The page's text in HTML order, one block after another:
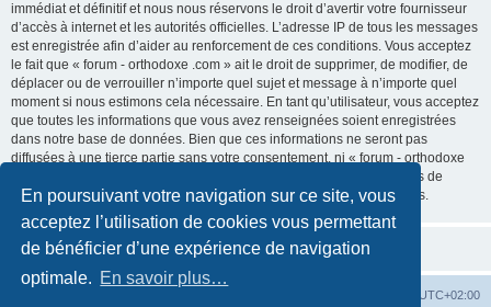
En poursuivant votre navigation sur ce site, vous
acceptez l’utilisation de cookies vous permettant
de bénéficier d’une expérience de navigation
optimale. En savoir plus…
immédiat et définitif et nous nous réservons le droit d’avertir votre fournisseur
d’accès à internet et les autorités officielles. L’adresse IP de tous les messages
est enregistrée afin d’aider au renforcement de ces conditions. Vous acceptez
le fait que « forum - orthodoxe .com » ait le droit de supprimer, de modifier, de
déplacer ou de verrouiller n’importe quel sujet et message à n’importe quel
moment si nous estimons cela nécessaire. En tant qu’utilisateur, vous acceptez
que toutes les informations que vous avez renseignées soient enregistrées
dans notre base de données. Bien que ces informations ne seront pas
diffusées à une tierce partie sans votre consentement, ni « forum - orthodoxe
.com », ni phpBB, ne pourront être tenus comme responsables en cas de
tentative de piratage informatique visant à compromettre vos données.
UTC+02:00